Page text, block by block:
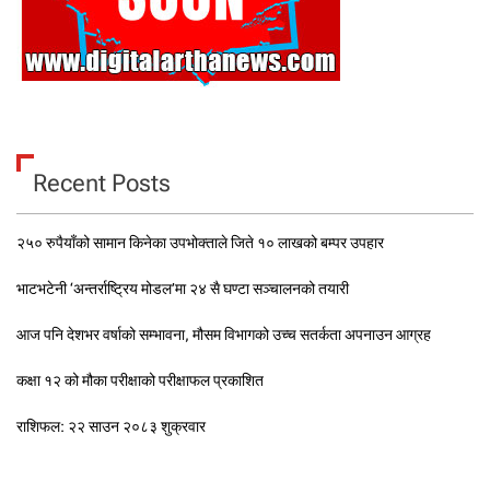
Recent Posts
२५० रुपैयाँको सामान किनेका उपभोक्ताले जिते १० लाखको बम्पर उपहार
भाटभटेनी ‘अन्तर्राष्ट्रिय मोडल’मा २४ सै घण्टा सञ्चालनको तयारी
आज पनि देशभर वर्षाको सम्भावना, मौसम विभागको उच्च सतर्कता अपनाउन आग्रह
कक्षा १२ को मौका परीक्षाको परीक्षाफल प्रकाशित
राशिफल: २२ साउन २०८३ शुक्रवार